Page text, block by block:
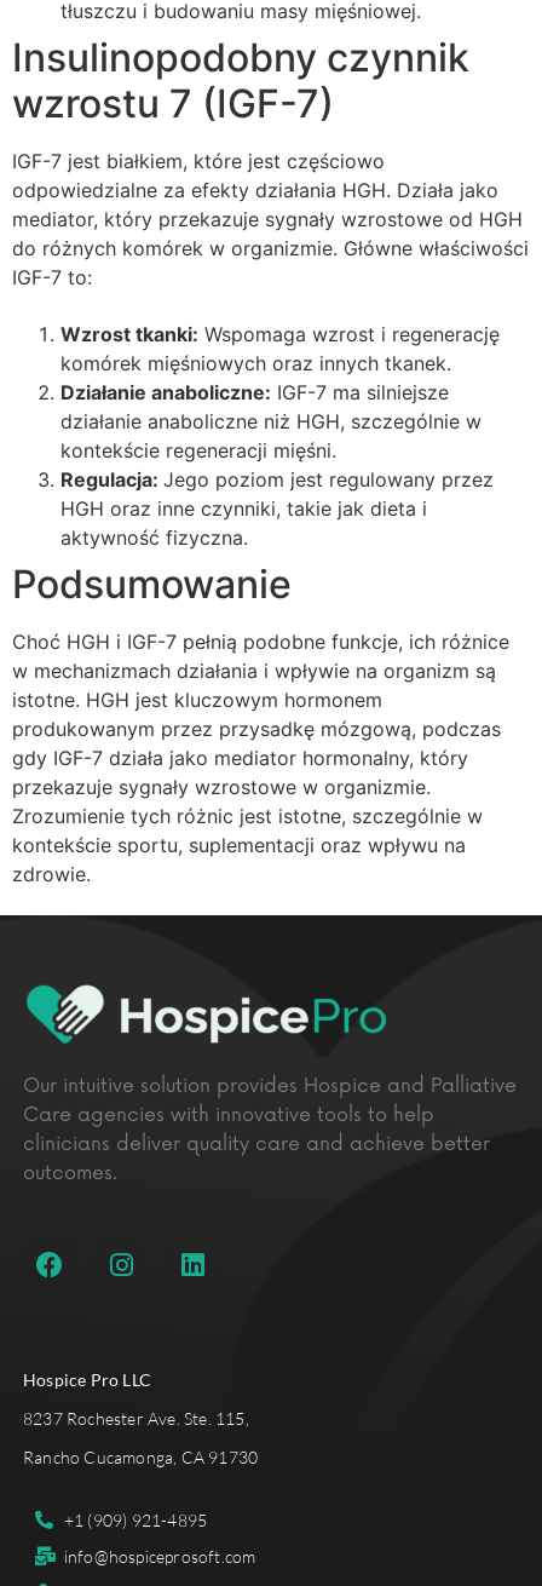
tłuszczu i budowaniu masy mięśniowej.
Insulinopodobny czynnik
wzrostu 7 (IGF-7)
IGF-7 jest białkiem, które jest częściowo
odpowiedzialne za efekty działania HGH. Działa jako
mediator, który przekazuje sygnały wzrostowe od HGH
do różnych komórek w organizmie. Główne właściwości
IGF-7 to:
Wzrost tkanki: Wspomaga wzrost i regenerację
komórek mięśniowych oraz innych tkanek.
Działanie anaboliczne: IGF-7 ma silniejsze
działanie anaboliczne niż HGH, szczególnie w
kontekście regeneracji mięśni.
Regulacja: Jego poziom jest regulowany przez
HGH oraz inne czynniki, takie jak dieta i
aktywność fizyczna.
Podsumowanie
Choć HGH i IGF-7 pełnią podobne funkcje, ich różnice
w mechanizmach działania i wpływie na organizm są
istotne. HGH jest kluczowym hormonem
produkowanym przez przysadkę mózgową, podczas
gdy IGF-7 działa jako mediator hormonalny, który
przekazuje sygnały wzrostowe w organizmie.
Zrozumienie tych różnic jest istotne, szczególnie w
kontekście sportu, suplementacji oraz wpływu na
zdrowie.
Our intuitive solution provides Hospice and Palliative
Care agencies with innovative tools to help
clinicians deliver quality care and achieve better
outcomes.
Hospice Pro LLC
8237 Rochester Ave. Ste. 115,
Rancho Cucamonga, CA 91730
+1 (909) 921-4895
info@hospiceprosoft.com